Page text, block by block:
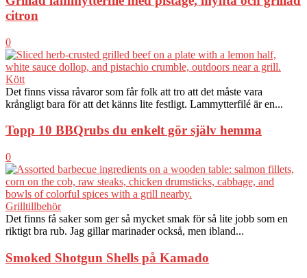
citron
0
Kött
Det finns vissa råvaror som får folk att tro att det måste vara
krångligt bara för att det känns lite festligt. Lammytterfilé är en...
Topp 10 BBQrubs du enkelt gör själv hemma
0
Grilltillbehör
Det finns få saker som ger så mycket smak för så lite jobb som en
riktigt bra rub. Jag gillar marinader också, men ibland...
Smoked Shotgun Shells på Kamado